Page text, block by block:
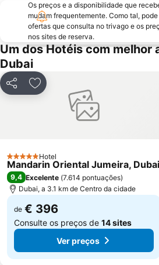
Business Bay Metro Station
Mall
Dubai Marina Mall
World
Dubai Museum
Dubai
Dubai Media City
The Dubai Fountain
Wild
Souk Madinat Jumeirah
Airport Terminal 1 Metro Station
Dubai Investment Park
Dubai Tennis Stadium
Os preços e a disponibilidade que
mudam frequentemente. Como tal,
ofertas que consulta no trivago e os
nos sites de reserva.
Um dos Hotéis com melhor
Dubai
PartilharAdicionar aos favoritos
5 EstrelasHotel
Mandarin Oriental Jumeira, Dubai
9,4 Excelente (7.614 pontuações)
Dubai, a 3.1 km de Centro da cidade
de € 396
Consulte os preços de 14 sites
Ver preços